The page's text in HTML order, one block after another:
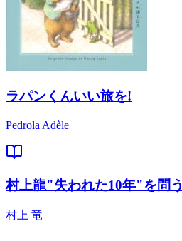
ラパンくんいい旅を!
Pedrola Adèle
村上龍"失われた10年"を問う
村上 竜